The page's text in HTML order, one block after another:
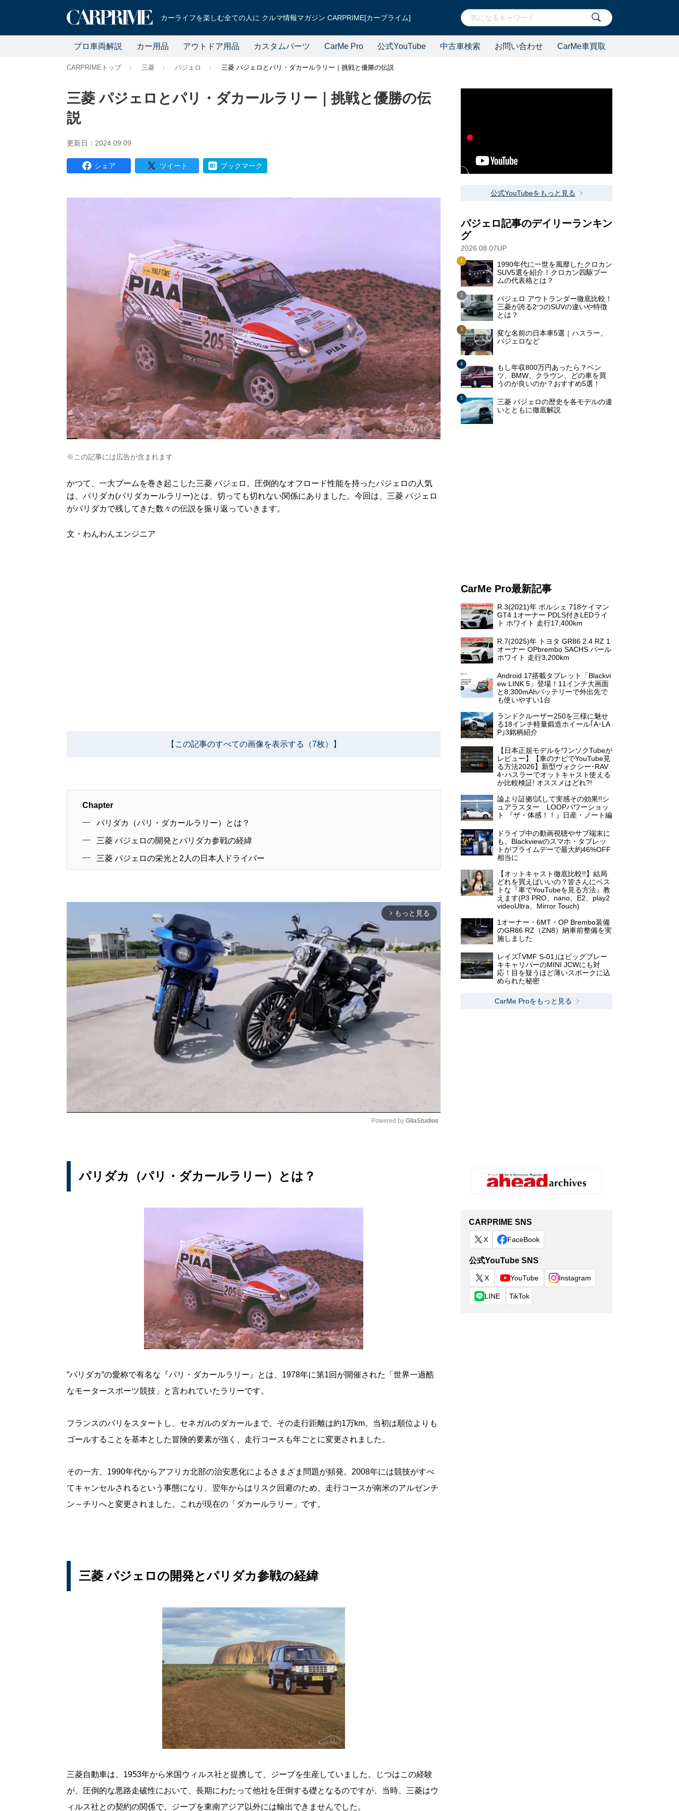
カーライフを楽しむ全ての人に クルマ情報マガジン CARPRIME[カープライム]
プロ車両解説 カー用品 アウトドア用品 カスタムパーツ CarMe Pro 公式YouTube 中古車検索 お問い合わせ CarMe車買取
CARPRIMEトップ 三菱 パジェロ 三菱 パジェロとパリ・ダカールラリー｜挑戦と優勝の伝説
三菱 パジェロとパリ・ダカールラリー｜挑戦と優勝の伝
説
更新日：2024.09.09
シェア ツイート ブックマーク
※この記事には広告が含まれます
かつて、一大ブームを巻き起こした三菱 パジェロ。圧倒的なオフロード性能を持ったパジェロの人気
は、パリダカ(パリダカールラリー)とは、切っても切れない関係にありました。今回は、三菱 パジェロ
がパリダカで残してきた数々の伝説を振り返っていきます。
文・わんわんエンジニア
【この記事のすべての画像を表示する（7枚）】
Chapter
パリダカ（パリ・ダカールラリー）とは？
三菱 パジェロの開発とパリダカ参戦の経緯
三菱 パジェロの栄光と2人の日本人ドライバー
arrow_forward_ios もっと見る
Powered by GliaStudios
パリダカ（パリ・ダカールラリー）とは？
”パリダカ”の愛称で有名な『パリ・ダカールラリー』とは、1978年に第1回が開催された「世界一過酷
なモータースポーツ競技」と言われていたラリーです。
フランスのパリをスタートし、セネガルのダカールまで、その走行距離は約1万km。当初は順位よりも
ゴールすることを基本とした冒険的要素が強く、走行コースも年ごとに変更されました。
その一方、1990年代からアフリカ北部の治安悪化によるさまざま問題が頻発。2008年には競技がすべ
てキャンセルされるという事態になり、翌年からはリスク回避のため、走行コースが南米のアルゼンチ
ン～チリへと変更されました。これが現在の「ダカールラリー」です。
三菱 パジェロの開発とパリダカ参戦の経緯
三菱自動車は、1953年から米国ウィルス社と提携して、ジープを生産していました。じつはこの経験
が、圧倒的な悪路走破性において、長期にわたって他社を圧倒する礎となるのですが、当時、三菱はウ
ィルス社との契約の関係で、ジープを東南アジア以外には輸出できませんでした。
公式YouTubeをもっと見る
パジェロ記事のデイリーランキン
グ
2026.08.07UP
1990年代に一世を風靡したクロカン
SUV5選を紹介！クロカン四駆ブー
ムの代表格とは？
パジェロ アウトランダー徹底比較！
三菱が誇る2つのSUVの違いや特徴
とは？
変な名前の日本車5選｜ハスラー、
パジェロなど
もし年収800万円あったら？ベン
ツ、BMW、クラウン、どの車を買
うのが良いのか？おすすめ5選！
三菱 パジェロの歴史を各モデルの違
いとともに徹底解説
CarMe Pro最新記事
R.3(2021)年 ポルシェ 718ケイマン
GT4 1オーナー PDLS付きLEDライ
ト ホワイト 走行17,400km
R.7(2025)年 トヨタ GR86 2.4 RZ 1
オーナー OPbrembo SACHS パール
ホワイト 走行3,200km
Android 17搭載タブレット「Blackvi
ew LINK 5」登場！11インチ大画面
と8,300mAhバッテリーで外出先で
も使いやすい1台
ランドクルーザー250を三様に魅せ
る18インチ軽量鍛造ホイール｢A･LA
P｣3銘柄紹介
【日本正規モデルをワンソクTubeが
レビュー】【車のナビでYouTube見
る方法2026】新型ヴォクシー･RAV
4･ハスラーでオットキャスト使える
か比較検証! オススメはどれ?!
論より証拠!試して実感その効果!!シ
ュアラスター LOOPパワーショッ
ト 『ザ・体感！！』日産・ノート編
ドライブ中の動画視聴やサブ端末に
も。Blackviewのスマホ・タブレッ
トがプライムデーで最大約46%OFF
相当に
【オットキャスト徹底比較!!】結局
どれを買えばいいの？皆さんにベス
トな『車でYouTubeを見る方法』教
えます(P3 PRO、nano、E2、play2
videoUltra、Mirror Touch)
1オーナー・6MT・OP Brembo装備
のGR86 RZ（ZN8）納車前整備を実
施しました
レイズ｢VMF S-01｣はビッグブレー
キキャリパーのMINI JCWにも対
応！目を疑うほど薄いスポークに込
められた秘密
CarMe Proをもっと見る
CARPRIME SNS
X FaceBook
公式YouTube SNS
X YouTube Instagram
LINE TikTok